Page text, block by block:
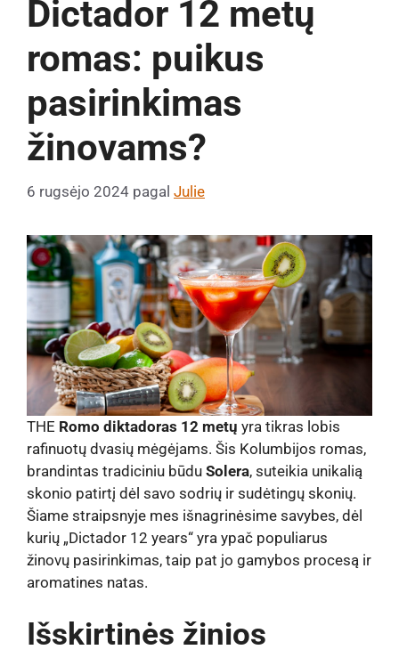
Dictador 12 metų
romas: puikus
pasirinkimas
žinovams?
6 rugsėjo 2024 pagal Julie
THE Romo diktadoras 12 metų yra tikras lobis
rafinuotų dvasių mėgėjams. Šis Kolumbijos romas,
brandintas tradiciniu būdu Solera, suteikia unikalią
skonio patirtį dėl savo sodrių ir sudėtingų skonių.
Šiame straipsnyje mes išnagrinėsime savybes, dėl
kurių „Dictador 12 years“ yra ypač populiarus
žinovų pasirinkimas, taip pat jo gamybos procesą ir
aromatines natas.
Išskirtinės žinios